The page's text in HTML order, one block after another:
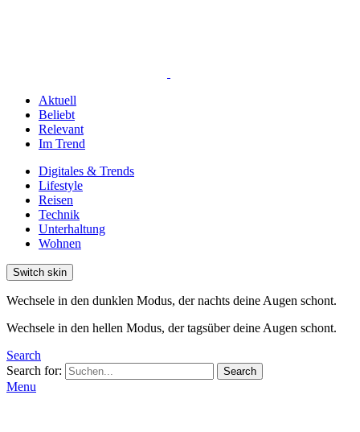
Aktuell
Beliebt
Relevant
Im Trend
Digitales & Trends
Lifestyle
Reisen
Technik
Unterhaltung
Wohnen
Switch skin
Wechsele in den dunklen Modus, der nachts deine Augen schont.
Wechsele in den hellen Modus, der tagsüber deine Augen schont.
Search
Search for:
Search
Menu